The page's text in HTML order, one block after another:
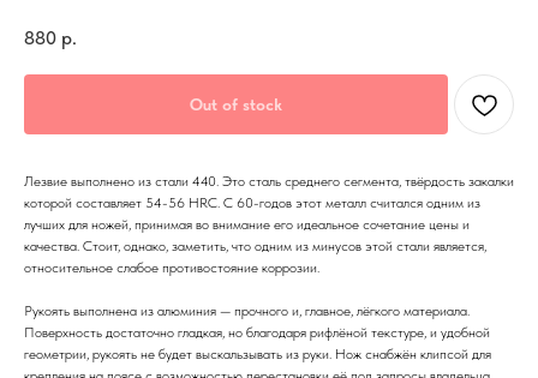
880 р.
Out of stock
Лезвие выполнено из стали 440. Это сталь среднего сегмента, твёрдость закалки
которой составляет 54-56 HRC. C 60-годов этот металл считался одним из
лучших для ножей, принимая во внимание его идеальное сочетание цены и
качества. Стоит, однако, заметить, что одним из минусов этой стали является,
относительное слабое противостояние коррозии.
Рукоять выполнена из алюминия — прочного и, главное, лёгкого материала.
Поверхность достаточно гладкая, но благодаря рифлёной текстуре, и удобной
геометрии, рукоять не будет выскальзывать из руки. Нож снабжён клипсой для